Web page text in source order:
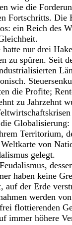
wie die
Fortschritts.
ein Reich des
hatte nur drei
zu spüren. Seit
die Profite;
zu Jahrzehnt
Territorium,
von
gelegt.
haben keine
auf der Erde
werden
flottierenden
immer höhere